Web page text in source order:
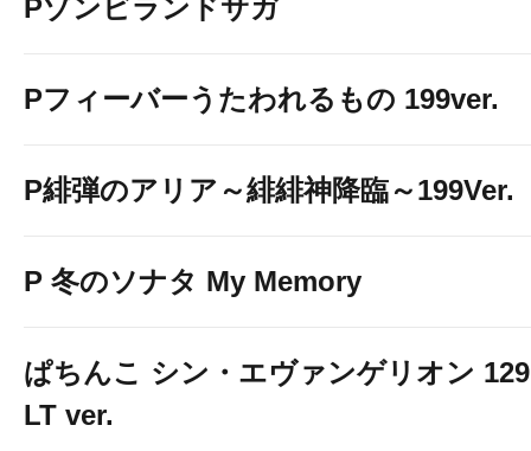
Pゾンビランドサガ
Pフィーバーうたわれるもの 199ver.
P緋弾のアリア～緋緋神降臨～199Ver.
P 冬のソナタ My Memory
ぱちんこ シン・エヴァンゲリオン 129
LT ver.